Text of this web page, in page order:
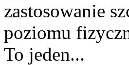
zastosowanie
poziomu
To jeden...